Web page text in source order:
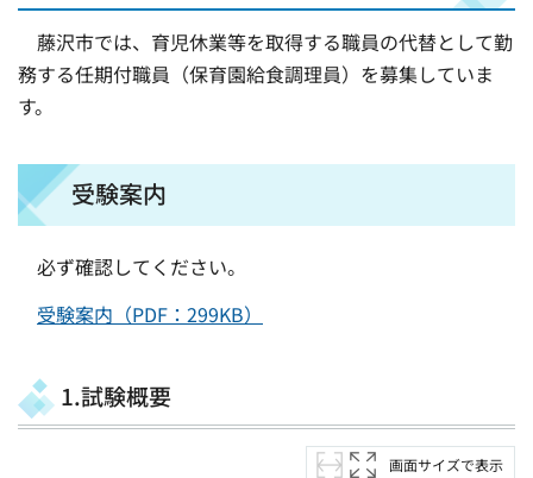
藤沢市では、育児休業等を取得する職員の代替として勤
務する任期付職員（保育園給食調理員）を募集していま
す。
受験案内
必ず確認してください。
受験案内（PDF：299KB）
1.試験概要
画面サイズで表示